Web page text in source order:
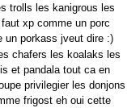
trolls les kanigrous les
xp comme un porc
un porkass jveut dire :)
chafers les koalaks les
et pandala tout ca en
privilegier les donjons
frigost eh oui cette